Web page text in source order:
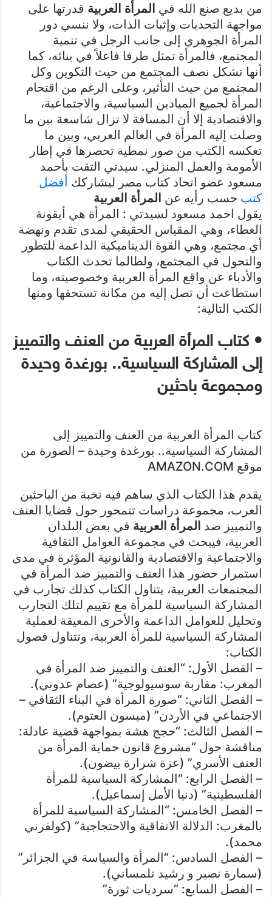
من بديع صنع الله في المرأة العربية قدرتها على
مواجهة التحديات وإثبات الذات، ولا ننسي دور
المرأة الجوهري إلى جانب الرجل في تنمية
المجتمع، فالمرأة تمثل طرفا فاعلاً في بنائه، كما
أنها تشكل نصف المجتمع من حيث التكوين وكل
المجتمع من حيث التأثير، وعلى الرغم من اقتحام
المرأة لجميع الميادين السياسية، والاجتماعية،
والاقتصادية إلا أن المسافة لا تزال شاسعة بين ما
وصلت إليه المرأة في العالم العربي، وبين ما
تعكسه الكتب من صور نمطية تحصرها في إطار
الأمومة والعمل المنزلي. سيدتي التقت بأحمد
مسعود عضو اتحاد كتاب مصر ليشاركك أفضل
كتب حسب رأيه عن المرأة العربية
يقول احمد مسعود لسيدتي : المرأة هي أيقونة
العطاء، وهي المقياس الحقيقي لمدى تقدم ونهضة
أي مجتمع، وهي القوة الديناميكية الداعمة للتطور
والتحول في المجتمع، ولطالما تحدث الكتاب
والأدباء عن واقع المرأة العربية وخصوصيته، وما
استطاعت أن تصل إليه من مكانة تستحقها ومنها
الكتب التالية:
• كتاب المرأة العربية من العنف والتمييز
إلى المشاركة السياسية.. بورغدة وحيدة
ومجموعة باحثين
كتاب المرأة العربية من العنف والتمييز إلى
المشاركة السياسية.. بورغدة وحيدة – الصورة من
موقع AMAZON.COM
يقدم هذا الكتاب الذي ساهم فيه نخبة من الباحثين
العرب، مجموعة دراسات تتمحور حول قضايا العنف
والتمييز ضد المرأة العربية في بعض البلدان
العربية، فيبحث في مجموعة العوامل الثقافية
والاجتماعية والاقتصادية والقانونية المؤثرة في مدى
استمرار حضور هذا العنف والتمييز ضد المرأة في
المجتمعات العربية، يتناول الكتاب كذلك تجارب في
المشاركة السياسية للمرأة مع تقييم لتلك التجارب
وتحليل للعوامل الداعمة والأخرى المعيقة لعملية
المشاركة السياسية للمرأة العربية، وتتناول فصول
الكتاب:
– الفصل الأول: “العنف والتمييز ضد المرأة في
المغرب: مقاربة سوسيولوجية” (عصام عدوني).
– الفصل الثاني: “صورة المرأة في البناء الثقافي –
الاجتماعي في الأردن” (ميسون العتوم).
– الفصل الثالث: “حجج هشة بمواجهة قضية عادلة:
مناقشة حول “مشروع قانون حماية المرأة من
العنف الأسري” (عزة شرارة بيضون).
– الفصل الرابع: “المشاركة السياسية للمرأة
الفلسطينية” (دنيا الأمل إسماعيل).
– الفصل الخامس: “المشاركة السياسية للمرأة
بالمغرب: الدلالة الاتفاقية والاحتجاجية” (كولفرني
محمد).
– الفصل السادس: “المرأة والسياسة في الجزائر”
(سمارة نصير و رشيد تلمساني).
– الفصل السابع: “سرديات ثورة”​